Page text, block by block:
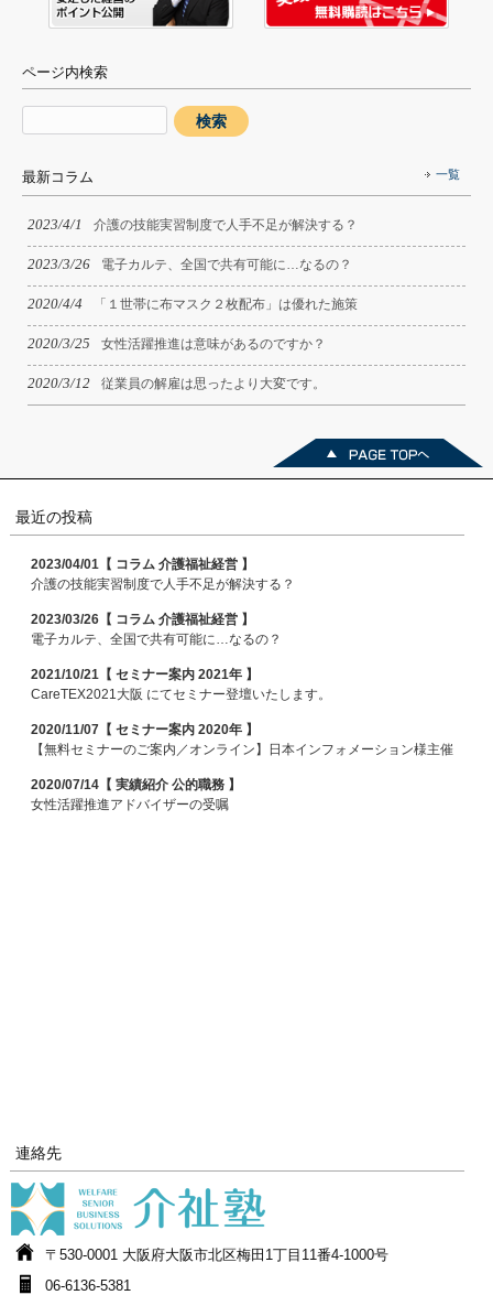
ページ内検索
最新コラム 一覧
2023/4/1 介護の技能実習制度で人手不足が解決する？
2023/3/26 電子カルテ、全国で共有可能に…なるの？
2020/4/4 「１世帯に布マスク２枚配布」は優れた施策
2020/3/25 女性活躍推進は意味があるのですか？
2020/3/12 従業員の解雇は思ったより大変です。
最近の投稿
2023/04/01【 コラム 介護福祉経営 】
介護の技能実習制度で人手不足が解決する？
2023/03/26【 コラム 介護福祉経営 】
電子カルテ、全国で共有可能に…なるの？
2021/10/21【 セミナー案内 2021年 】
CareTEX2021大阪 にてセミナー登壇いたします。
2020/11/07【 セミナー案内 2020年 】
【無料セミナーのご案内／オンライン】日本インフォメーション様主催
2020/07/14【 実績紹介 公的職務 】
女性活躍推進アドバイザーの受嘱
連絡先
〒530-0001 大阪府大阪市北区梅田1丁目11番4-1000号
06-6136-5381